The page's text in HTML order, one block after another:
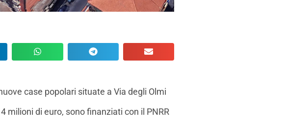
case popolari situate a Via degli Olmi
milioni di euro, sono finanziati con il PNRR